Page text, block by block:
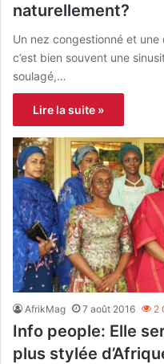
naturellement?
Un nez congestionné et
c’est bien souvent une
soulagé,…
Lire la suite »
AfrikMag 7 août 2016 2
Info people: Elle
plus stylée